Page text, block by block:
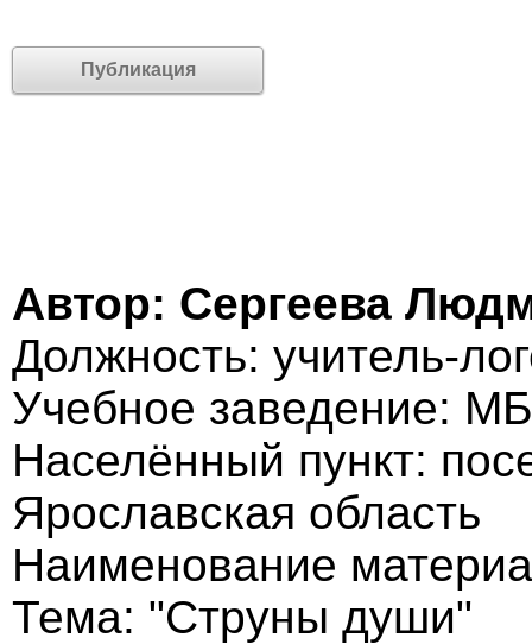
Публикация
Автор: Сергеева
Должность: учитель-
Учебное заведение:
Населённый пункт:
Ярославская область
Наименование
Тема: "Струны души"